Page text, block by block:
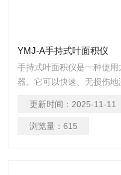
YMJ-A手持式叶面积仪
手持式叶面积仪是一种使
器。它可以快速、无损伤
于农业、气象、林业等部分
更新时间： 2025-11-11
浏览量： 615